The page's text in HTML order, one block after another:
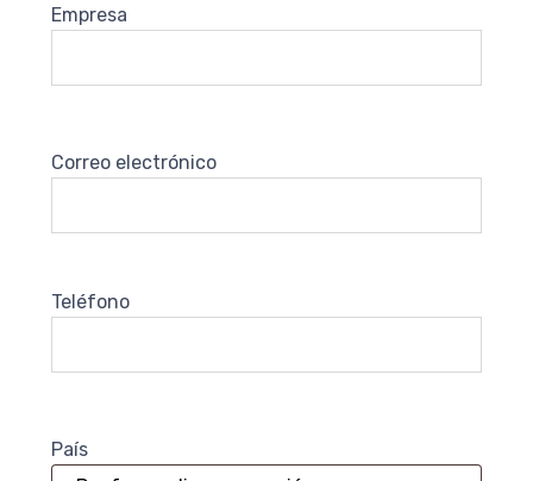
Empresa
Correo electrónico
Teléfono
País